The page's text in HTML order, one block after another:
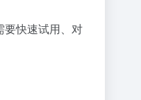
要快速试用、对